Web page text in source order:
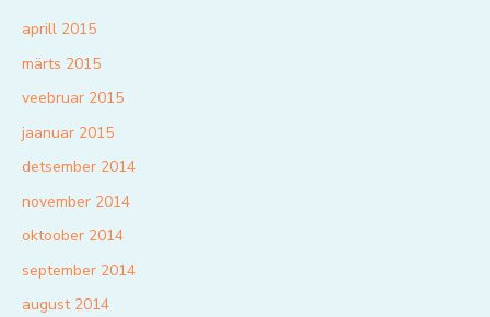
aprill 2015
märts 2015
veebruar 2015
jaanuar 2015
detsember 2014
november 2014
oktoober 2014
september 2014
august 2014